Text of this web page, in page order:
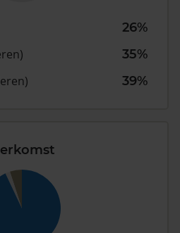
26%
35%
39%